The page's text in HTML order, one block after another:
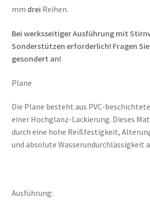
mm drei Reihen.
Bei werksseitiger Ausführung mit
Sonderstützen erforderlich! Fragen
gesondert an!
Plane
Die Plane besteht aus PVC-
einer Hochglanz-Lackierung. Dieses
durch eine hohe Reißfestigkeit,
und absolute Wasserundurchlässigkeit
Ausführung: